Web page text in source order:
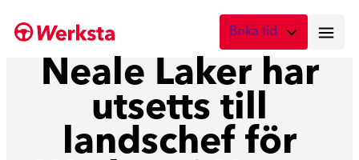
till
Boka tid
Vad önskar du att boka?
Digital skadebesiktning
Fota skadan med mobilen
Neale Laker har
utsetts till
landschef för